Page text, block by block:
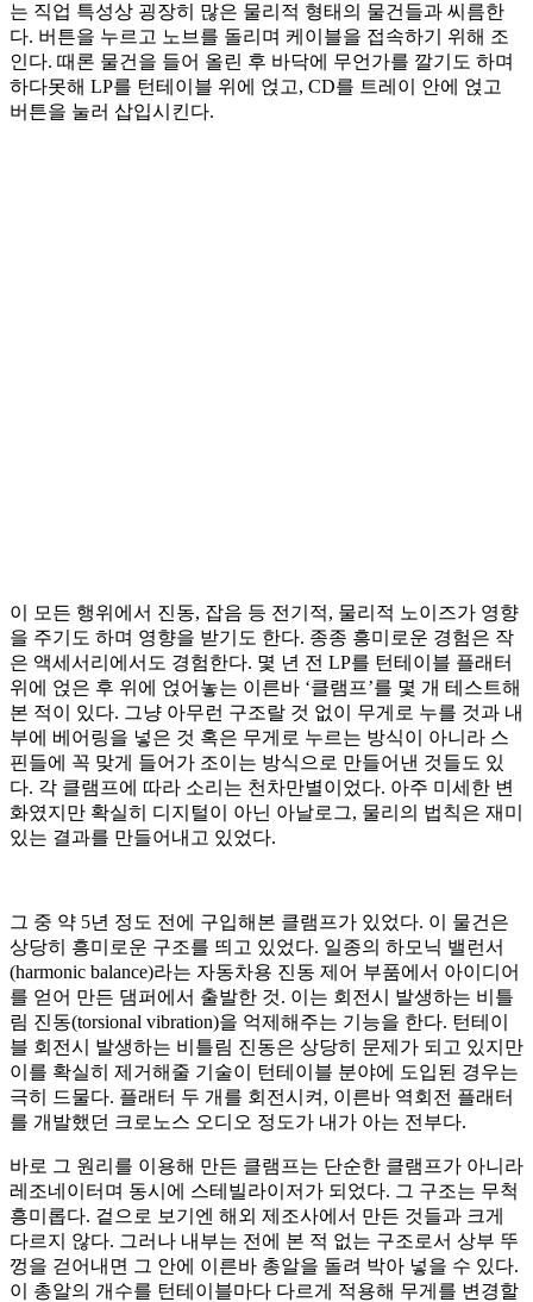
는 직업 특성상 굉장히 많은 물리적 형태의 물건들과 씨름한
다. 버튼을 누르고 노브를 돌리며 케이블을 접속하기 위해 조
인다. 때론 물건을 들어 올린 후 바닥에 무언가를 깔기도 하며
하다못해 LP를 턴테이블 위에 얹고, CD를 트레이 안에 얹고
버튼을 눌러 삽입시킨다.
이 모든 행위에서 진동, 잡음 등 전기적, 물리적 노이즈가 영향
을 주기도 하며 영향을 받기도 한다. 종종 흥미로운 경험은 작
은 액세서리에서도 경험한다. 몇 년 전 LP를 턴테이블 플래터
위에 얹은 후 위에 얹어놓는 이른바 ‘클램프’를 몇 개 테스트해
본 적이 있다. 그냥 아무런 구조랄 것 없이 무게로 누를 것과 내
부에 베어링을 넣은 것 혹은 무게로 누르는 방식이 아니라 스
핀들에 꼭 맞게 들어가 조이는 방식으로 만들어낸 것들도 있
다. 각 클램프에 따라 소리는 천차만별이었다. 아주 미세한 변
화였지만 확실히 디지털이 아닌 아날로그, 물리의 법칙은 재미
있는 결과를 만들어내고 있었다.
그 중 약 5년 정도 전에 구입해본 클램프가 있었다. 이 물건은
상당히 흥미로운 구조를 띄고 있었다. 일종의 하모닉 밸런서
(harmonic balance)라는 자동차용 진동 제어 부품에서 아이디어
를 얻어 만든 댐퍼에서 출발한 것. 이는 회전시 발생하는 비틀
림 진동(torsional vibration)을 억제해주는 기능을 한다. 턴테이
블 회전시 발생하는 비틀림 진동은 상당히 문제가 되고 있지만
이를 확실히 제거해줄 기술이 턴테이블 분야에 도입된 경우는
극히 드물다. 플래터 두 개를 회전시켜, 이른바 역회전 플래터
를 개발했던 크로노스 오디오 정도가 내가 아는 전부다.
바로 그 원리를 이용해 만든 클램프는 단순한 클램프가 아니라
레조네이터며 동시에 스테빌라이저가 되었다. 그 구조는 무척
흥미롭다. 겉으로 보기엔 해외 제조사에서 만든 것들과 크게
다르지 않다. 그러나 내부는 전에 본 적 없는 구조로서 상부 뚜
껑을 걷어내면 그 안에 이른바 총알을 돌려 박아 넣을 수 있다.
이 총알의 개수를 턴테이블마다 다르게 적용해 무게를 변경할